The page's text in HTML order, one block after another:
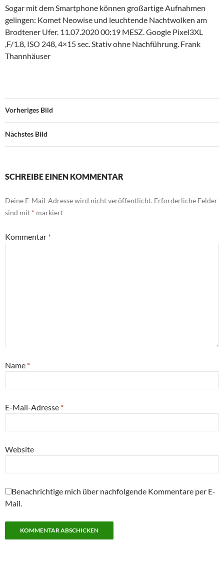
Sogar mit dem Smartphone können großartige Aufnahmen
gelingen: Komet Neowise und leuchtende Nachtwolken am
Brodtener Ufer. 11.07.2020 00:19 MESZ. Google Pixel3XL
,F/1.8, ISO 248, 4×15 sec. Stativ ohne Nachführung. Frank
Thannhäuser
Vorheriges Bild
Nächstes Bild
SCHREIBE EINEN KOMMENTAR
Deine E-Mail-Adresse wird nicht veröffentlicht. Erforderliche Felder
sind mit * markiert
Kommentar *
Name *
E-Mail-Adresse *
Website
Benachrichtige mich über nachfolgende Kommentare per E-
Mail.